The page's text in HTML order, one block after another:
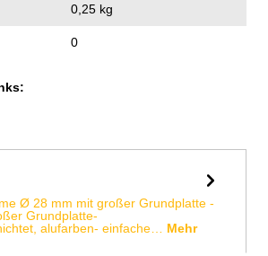
0,25 kg
0
Ø 28 mm mit großer Grundplatte -
Grundplatte-
alufarben- einfache… Mehr